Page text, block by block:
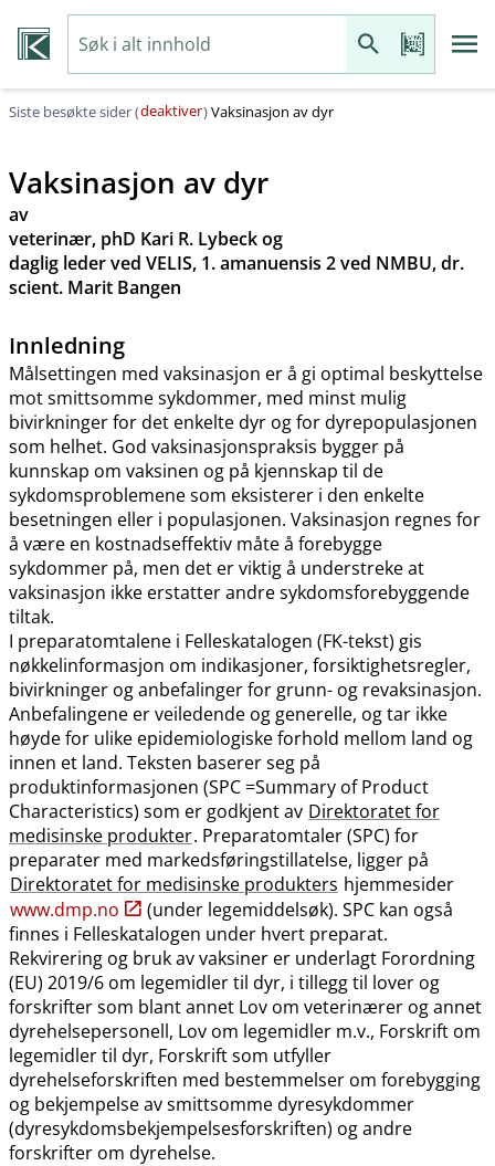
Siste besøkte sider (deaktiver)Vaksinasjon av dyr
Vaksinasjon av dyr
av
veterinær, phD Kari R. Lybeck og
daglig leder ved VELIS, 1. amanuensis 2 ved NMBU, dr.
scient. Marit Bangen
Innledning
Målsettingen med vaksinasjon er å gi optimal beskyttelse
mot smittsomme sykdommer, med minst mulig
bivirkninger for det enkelte dyr og for dyrepopulasjonen
som helhet. God vaksinasjonspraksis bygger på
kunnskap om vaksinen og på kjennskap til de
sykdomsproblemene som eksisterer i den enkelte
besetningen eller i populasjonen. Vaksinasjon regnes for
å være en kostnadseffektiv måte å forebygge
sykdommer på, men det er viktig å understreke at
vaksinasjon ikke erstatter andre sykdomsforebyggende
tiltak.
I preparatomtalene i Felleskatalogen (FK-tekst) gis
nøkkelinformasjon om indikasjoner, forsiktighetsregler,
bivirkninger og anbefalinger for grunn- og revaksinasjon.
Anbefalingene er veiledende og generelle, og tar ikke
høyde for ulike epidemiologiske forhold mellom land og
innen et land. Teksten baserer seg på
produktinformasjonen (SPC =Summary of Product
Characteristics) som er godkjent av Direktoratet for
medisinske produkter. Preparatomtaler (SPC) for
preparater med markedsføringstillatelse, ligger på
Direktoratet for medisinske produkters hjemmesider
www.dmp.no
(under legemiddelsøk). SPC kan også
finnes i Felleskatalogen under hvert preparat.
Rekvirering og bruk av vaksiner er underlagt Forordning
(EU) 2019/6 om legemidler til dyr, i tillegg til lover og
forskrifter som blant annet Lov om veterinærer og annet
dyrehelsepersonell, Lov om legemidler m.v., Forskrift om
legemidler til dyr, Forskrift som utfyller
dyrehelseforskriften med bestemmelser om forebygging
og bekjempelse av smittsomme dyresykdommer
(dyresykdomsbekjempelsesforskriften) og andre
forskrifter om dyrehelse.